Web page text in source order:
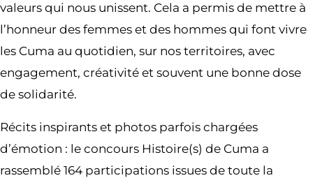
valeurs qui nous unissent. Cela a permis de mettre à
l’honneur des femmes et des hommes qui font vivre
les Cuma au quotidien, sur nos territoires, avec
engagement, créativité et souvent une bonne dose
de solidarité.
Récits inspirants et photos parfois chargées
d’émotion : le concours Histoire(s) de Cuma a
rassemblé 164 participations issues de toute la